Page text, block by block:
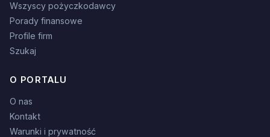
Wszyscy pożyczkodawcy
Porady finansowe
Profile firm
Szukaj
O PORTALU
O nas
Kontakt
Warunki i prywatność